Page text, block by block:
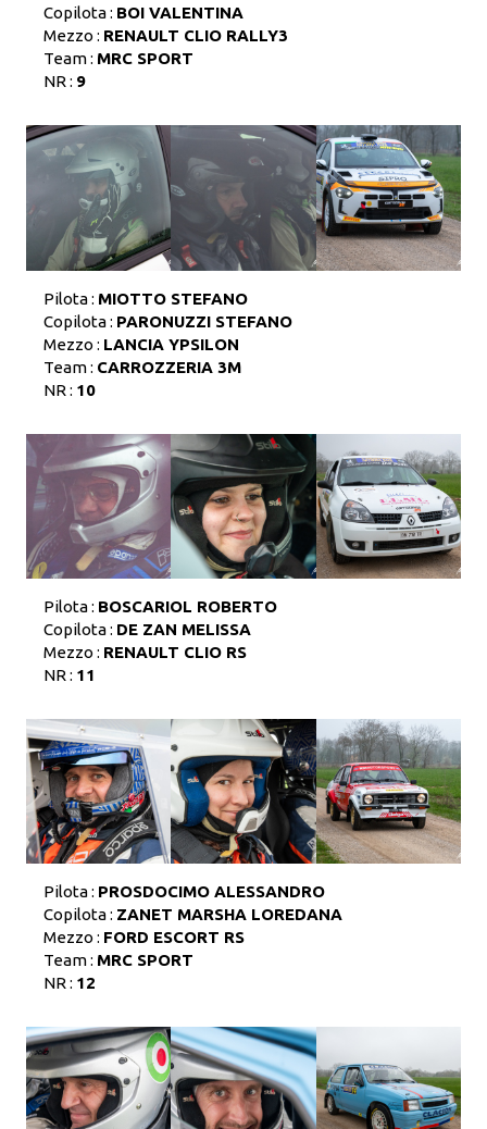
Copilota : BOI VALENTINA
Mezzo : RENAULT CLIO RALLY3
Team : MRC SPORT
NR : 9
Pilota : MIOTTO STEFANO
Copilota : PARONUZZI STEFANO
Mezzo : LANCIA YPSILON
Team : CARROZZERIA 3M
NR : 10
Pilota : BOSCARIOL ROBERTO
Copilota : DE ZAN MELISSA
Mezzo : RENAULT CLIO RS
NR : 11
Pilota : PROSDOCIMO ALESSANDRO
Copilota : ZANET MARSHA LOREDANA
Mezzo : FORD ESCORT RS
Team : MRC SPORT
NR : 12